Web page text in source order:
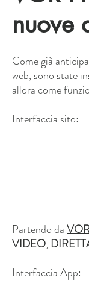
nuove
Come già
web, sono state
allora come
Interfaccia sito:
Partendo da
VIDEO,
Interfaccia App: